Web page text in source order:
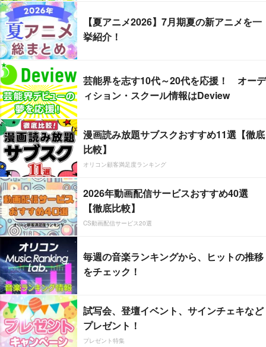
【夏アニメ2026】7月期夏の新アニメを一
挙紹介！
芸能界を志す10代～20代を応援！ オーデ
ィション・スクール情報はDeview
漫画読み放題サブスクおすすめ11選【徹底
比較】
オリコン顧客満足度ランキング
2026年動画配信サービスおすすめ40選
【徹底比較】
CS動画配信サービス20選
毎週の音楽ランキングから、ヒットの推移
をチェック！
試写会、登壇イベント、サインチェキなど
プレゼント！
プレゼント特集